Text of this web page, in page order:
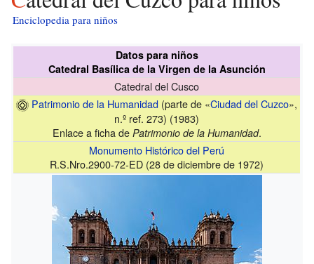
Enciclopedia para niños
Datos para niños
Catedral Basílica de la Virgen de la Asunción
Catedral del Cusco
Patrimonio de la Humanidad (parte de «Ciudad del Cuzco»,
n.º ref. 273) (1983)
Enlace a ficha de Patrimonio de la Humanidad.
Monumento Histórico del Perú
R.S.Nro.2900-72-ED (28 de diciembre de 1972)